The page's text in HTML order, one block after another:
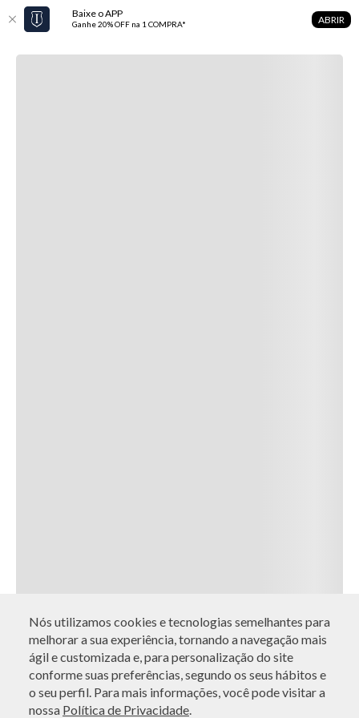
Baixe o APP
Ganhe 20% OFF na 1 COMPRA* ABRIR
Nós utilizamos cookies e tecnologias semelhantes para
melhorar a sua experiência, tornando a navegação mais
ágil e customizada e, para personalização do site
conforme suas preferências, segundo os seus hábitos e
o seu perfil. Para mais informações, você pode visitar a
nossa Política de Privacidade.